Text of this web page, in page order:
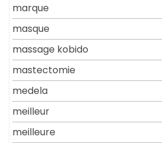
marque
masque
massage kobido
mastectomie
medela
meilleur
meilleure